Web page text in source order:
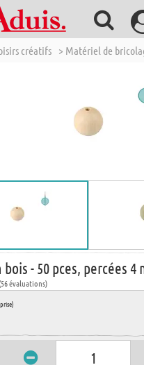
créatifs > Matériel de
- 50 pces, percées 4
(56 évaluations)